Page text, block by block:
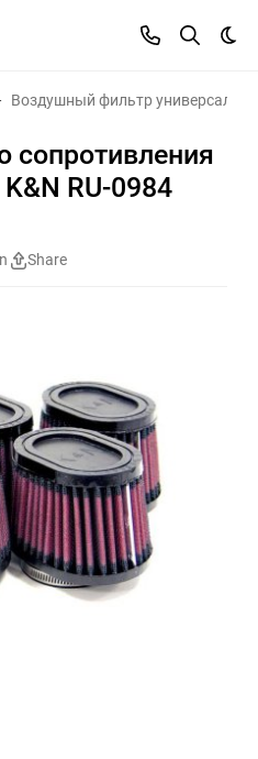
Воздушный фильтр
сопротивления
RU-0984
Share